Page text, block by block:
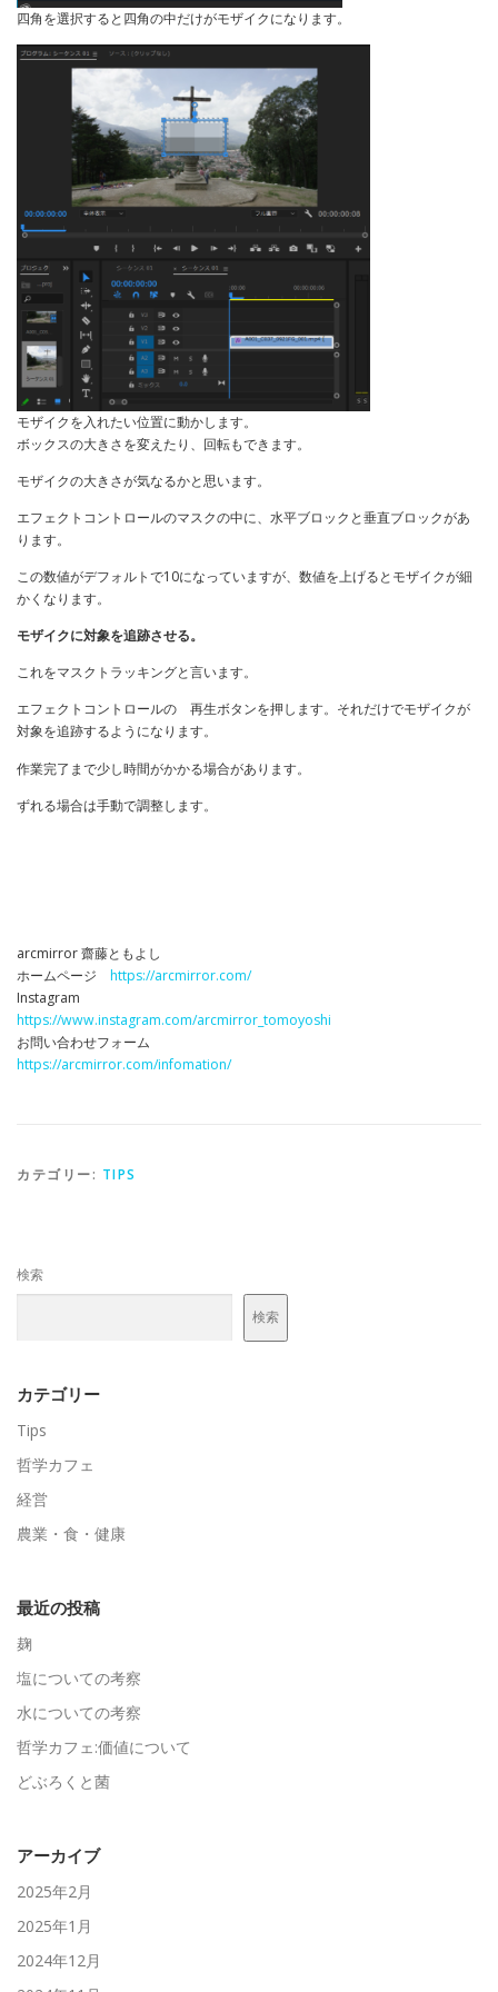
四角を選択すると四角の中だけがモザイクになります。
モザイクを入れたい位置に動かします。
ボックスの大きさを変えたり、回転もできます。
モザイクの大きさが気なるかと思います。
エフェクトコントロールのマスクの中に、水平ブロックと垂直ブロックがあ
ります。
この数値がデフォルトで10になっていますが、数値を上げるとモザイクが細
かくなります。
モザイクに対象を追跡させる。
これをマスクトラッキングと言います。
エフェクトコントロールの 再生ボタンを押します。それだけでモザイクが
対象を追跡するようになります。
作業完了まで少し時間がかかる場合があります。
ずれる場合は手動で調整します。
arcmirror 齋藤ともよし
ホームページ https://arcmirror.com/
Instagram
https://www.instagram.com/arcmirror_tomoyoshi
お問い合わせフォーム
https://arcmirror.com/infomation/
カテゴリー: TIPS
検索
検索
カテゴリー
Tips
哲学カフェ
経営
農業・食・健康
最近の投稿
麹
塩についての考察
水についての考察
哲学カフェ:価値について
どぶろくと菌
アーカイブ
2025年2月
2025年1月
2024年12月